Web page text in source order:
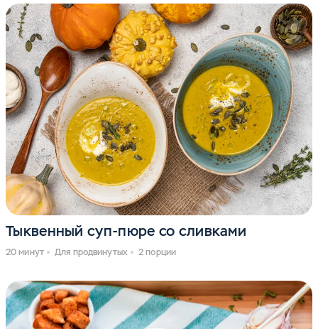
Тыквенный суп-пюре со сливками
20 минут Для продвинутых 2 порции